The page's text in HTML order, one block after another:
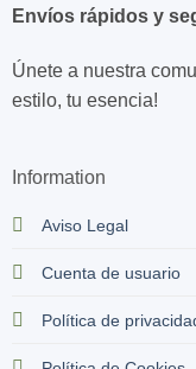
Envíos rápidos y
Únete a nuestra
estilo, tu esencia!
Information
Aviso Legal
Cuenta de usuario
Política de